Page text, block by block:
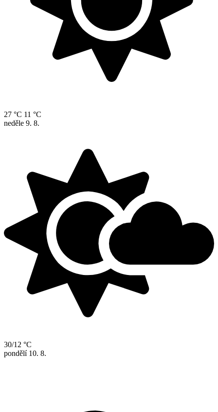
27 °C 11 °C
neděle 9. 8.
30/12 °C
pondělí 10. 8.